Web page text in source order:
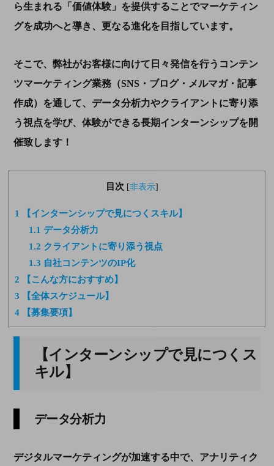
ら生まれる「価値体験」を提供することでマーケティン
グを成功へと導き、更なる進化を目指しています。
そこで、弊社がお客様に向けて日々発信を行うコンテン
ツマーケティング業務（SNS・ブログ・メルマガ・記事
作成）を通して、データ分析力やクライアントに寄り添
う視点を学び、体験ができる長期インターンシップを開
催致します！
目次 [非表示]
1
【インターンシップで見につくスキル】
1.1 データ分析力
1.2 クライアントに寄り添う視点
1.3 自社コンテンツのIP化
2 【こんな方におすすめ】
3 【全体スケジュール】
4 【募集要項】
【インターンシップで見につくス
キル】
データ分析力
デジタルマーケティングが加速する中で、アナリティク